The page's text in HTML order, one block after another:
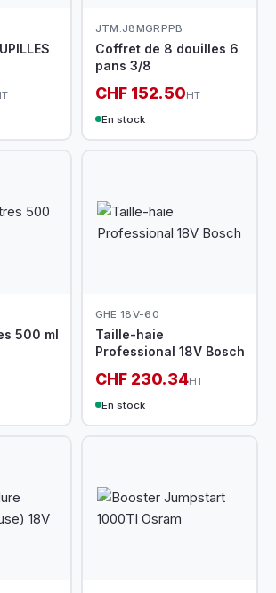
JTM.J8MGRPPB
Coffret de 8 douilles 6
pans 3/8
CHF 152.50HT
En stock
500 ml
GHE 18V-60
Taille-haie
Professional 18V Bosch
CHF 230.34HT
En stock